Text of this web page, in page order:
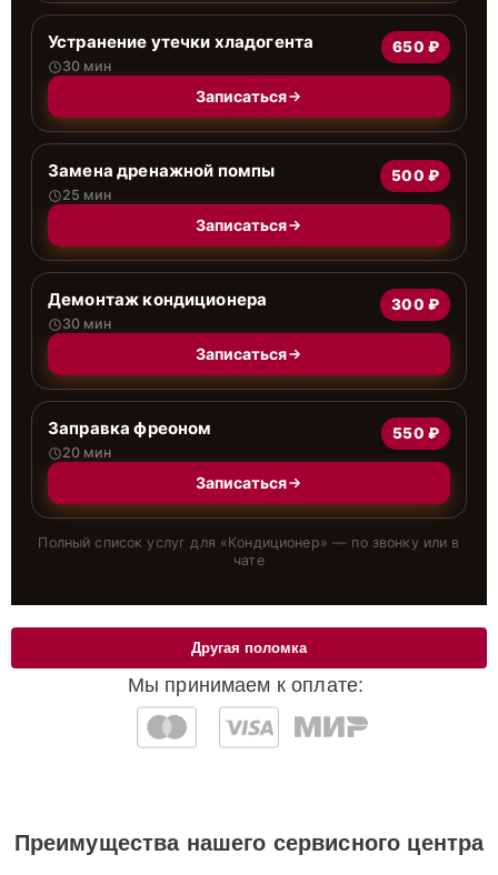
Устранение утечки хладогента
30 мин
650 ₽
Записаться
Замена дренажной помпы
25 мин
500 ₽
Записаться
Демонтаж кондиционера
30 мин
300 ₽
Записаться
Заправка фреоном
20 мин
550 ₽
Записаться
Полный список услуг для «Кондиционер» — по звонку или в
чате
Мы принимаем к оплате:
Другая поломка
Преимущества нашего сервисного центра